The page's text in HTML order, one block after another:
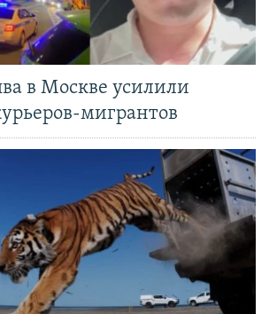
в Москве усилили
мигрантов